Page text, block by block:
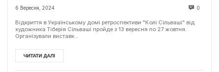
6 Вересня, 2024 0
Відкриття в Українському домі ретроспективи "Колі Сільваші" від
художника Тіберія Сільваші пройде з 13 вересня по 27 жовтня.
Організували виставк...
ЧИТАТИ ДАЛІ